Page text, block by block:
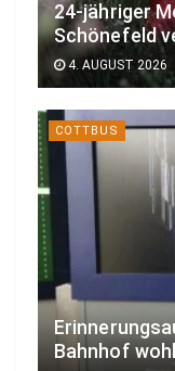
24-jähriger
Schönefeld
4. AUGUST 2026
COTTBUS
Bahnhof